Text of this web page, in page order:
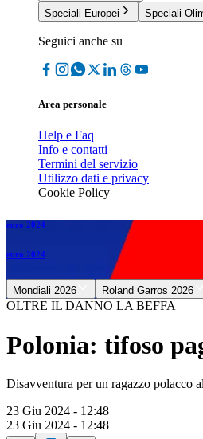
Speciali Europei
Speciali
Seguici anche su
Area personale
Help e Faq
Info e contatti
Termini del servizio
Utilizzo dati e privacy
Cookie Policy
euro 2024
euro 2024
Mondiali 2026 Roland Garros 2026
OLTRE IL DANNO LA BEFFA
Polonia: tifoso
Disavventura per un ragazzo polacco
23 Giu 2024 - 12:48
23 Giu 2024 - 12:48